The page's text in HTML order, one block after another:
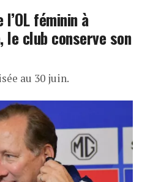
féminin à
le club conserve son
au 30 juin.